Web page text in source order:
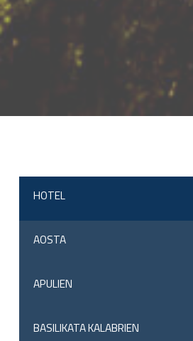
HOTEL
AOSTA
APULIEN
BASILIKATA KALABRIEN